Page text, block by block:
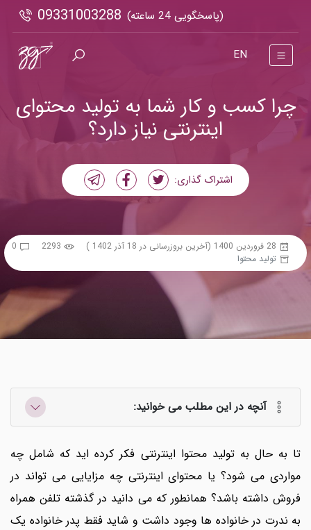
(پاسخگویی 24 ساعته) 09331003288
EN
چرا کسب و کار شما به تولید محتوای
اینترنتی نیاز دارد؟
اشتراک گذاری:
28 فروردین 1400 (آخرین بروزرسانی در 18 آذر 1402 ) 2293
0
تولید محتوا
آنچه در این مطلب می خوانید:
تا به حال به تولید محتوا اینترنتی فکر کرده اید که شامل چه
مواردی می شود؟ یا محتوای اینترنتی چه مزایایی می تواند در
فروش داشته باشد؟ همانطور که می دانید در گذشته تلفن همراه
به ندرت در خانواده ها وجود داشت و شاید فقط پدر خانواده یک